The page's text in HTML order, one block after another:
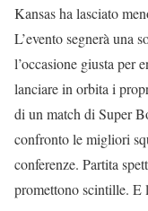
Kansas ha lasciato
L’evento segnerà una
l’occasione giusta per
lanciare in orbita i
di un match di Super
confronto le migliori
conferenze. Partita
promettono scintille. E